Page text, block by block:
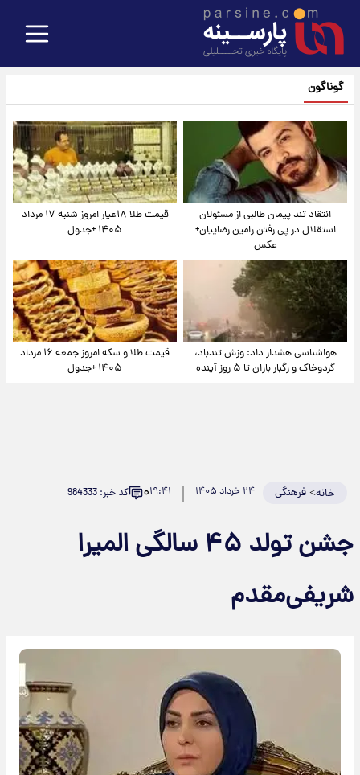
گوناگون
انتقاد تند پیمان طالبی از مسئولان
استقلال در پی رفتن رامین رضاییان+
عکس
قیمت طلا ۱۸عیار امروز شنبه ۱۷ مرداد
۱۴۰۵ +جدول
هواشناسی هشدار داد: وزش تندباد،
گردوخاک و رگبار باران تا ۵ روز آینده
قیمت طلا و سکه امروز جمعه ۱۶ مرداد
۱۴۰۵ +جدول
خانه>فرهنگی ۲۴ خرداد ۱۴۰۵ ۱۹:۴۱۰ کد خبر: 984333
جشن تولد ۴۵ سالگی المیرا
شریفی‌مقدم